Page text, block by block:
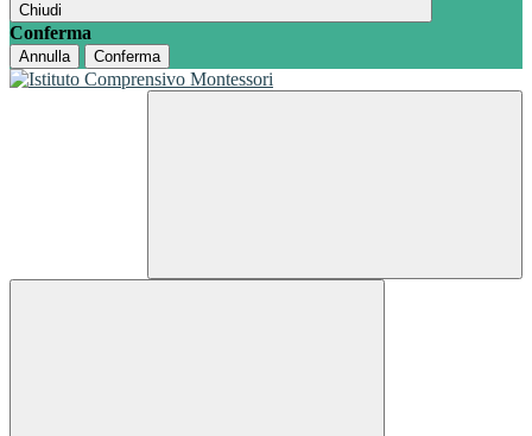
Chiudi
Conferma
Annulla Conferma